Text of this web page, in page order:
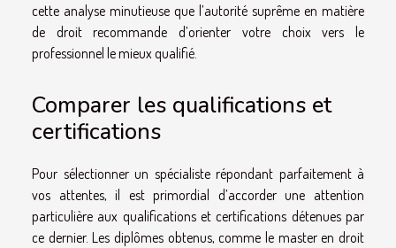
cette analyse minutieuse que l’autorité suprême en matière
de droit recommande d’orienter votre choix vers le
professionnel le mieux qualifié.
Comparer les qualifications et
certifications
Pour sélectionner un spécialiste répondant parfaitement à
vos attentes, il est primordial d’accorder une attention
particulière aux qualifications et certifications détenues par
ce dernier. Les diplômes obtenus, comme le master en droit